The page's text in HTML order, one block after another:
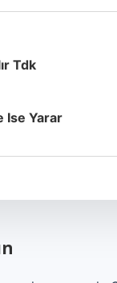
Tdk
Ise Yarar